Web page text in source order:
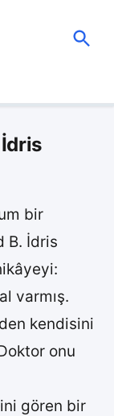
bir
B. İdris
varmış.
kendisini
onu
gören bir